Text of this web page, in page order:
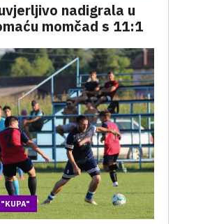
nadigrala u
momčad s 11:1